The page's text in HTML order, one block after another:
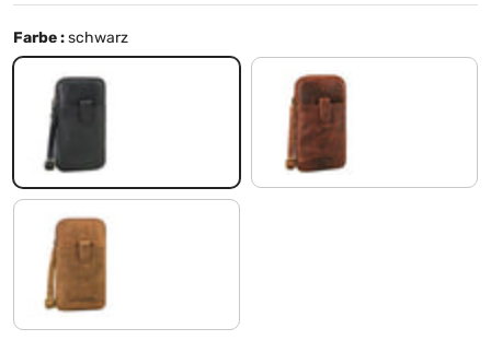
Farbe :schwarz
schwarz prestige - braun
torino - braun